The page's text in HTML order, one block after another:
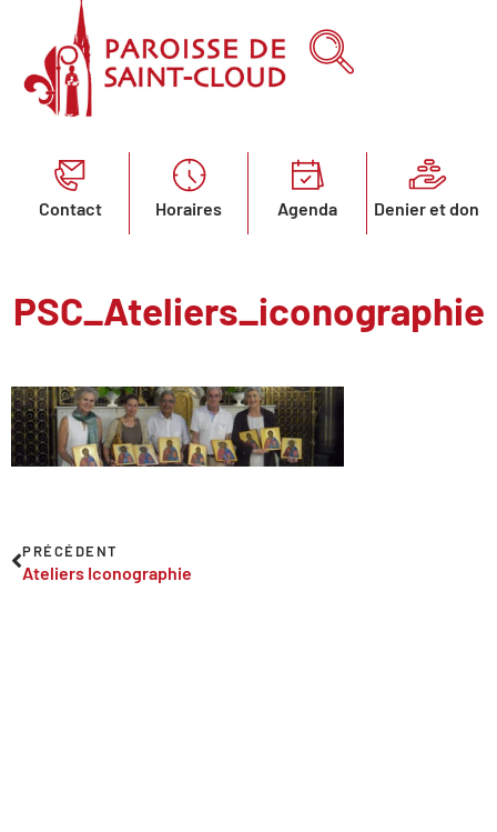
Contact Horaires Agenda Denier et don
PSC_Ateliers_iconographie
PRÉCÉDENT
Ateliers Iconographie